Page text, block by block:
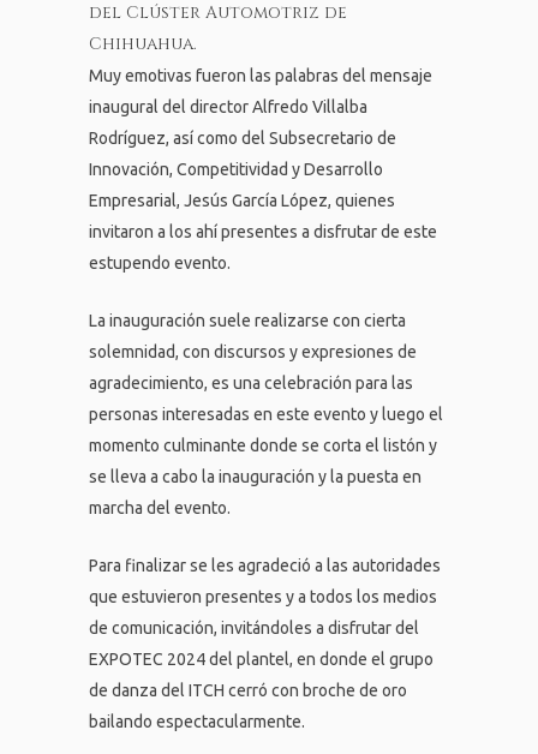
del Clúster Automotriz de
Chihuahua.
Muy emotivas fueron las palabras del mensaje
inaugural del director Alfredo Villalba
Rodríguez, así como del Subsecretario de
Innovación, Competitividad y Desarrollo
Empresarial, Jesús García López, quienes
invitaron a los ahí presentes a disfrutar de este
estupendo evento.
La inauguración suele realizarse con cierta
solemnidad, con discursos y expresiones de
agradecimiento, es una celebración para las
personas interesadas en este evento y luego el
momento culminante donde se corta el listón y
se lleva a cabo la inauguración y la puesta en
marcha del evento.
Para finalizar se les agradeció a las autoridades
que estuvieron presentes y a todos los medios
de comunicación, invitándoles a disfrutar del
EXPOTEC 2024 del plantel, en donde el grupo
de danza del ITCH cerró con broche de oro
bailando espectacularmente.